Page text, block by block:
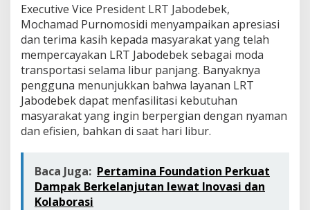
Executive Vice President LRT Jabodebek,
Mochamad Purnomosidi menyampaikan apresiasi
dan terima kasih kepada masyarakat yang telah
mempercayakan LRT Jabodebek sebagai moda
transportasi selama libur panjang. Banyaknya
pengguna menunjukkan bahwa layanan LRT
Jabodebek dapat menfasilitasi kebutuhan
masyarakat yang ingin berpergian dengan nyaman
dan efisien, bahkan di saat hari libur.
Baca Juga: Pertamina Foundation Perkuat
Dampak Berkelanjutan lewat Inovasi dan
Kolaborasi